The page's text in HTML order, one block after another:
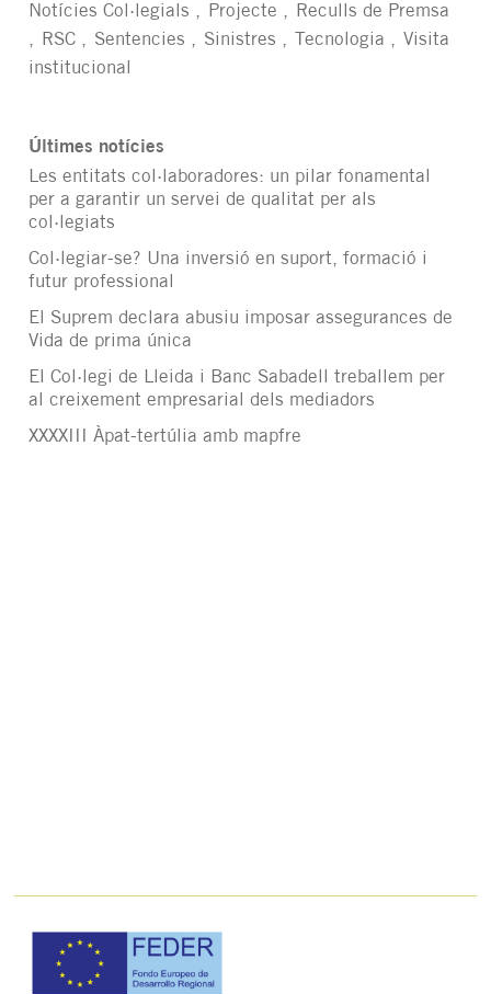
Notícies Col·legials
Projecte
Reculls de Premsa
RSC
Sentencies Sinistres Tecnologia
Visita
institucional
Últimes notícies
Les entitats col·laboradores: un pilar fonamental
per a garantir un servei de qualitat per als
col·legiats
Col·legiar-se? Una inversió en suport, formació i
futur professional
El Suprem declara abusiu imposar assegurances de
Vida de prima única
El Col·legi de Lleida i Banc Sabadell treballem per
al creixement empresarial dels mediadors
XXXXIII Àpat-tertúlia amb mapfre